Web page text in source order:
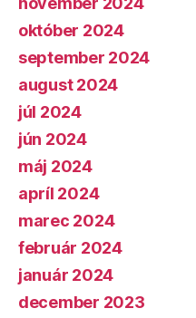
október 2024
september 2024
august 2024
júl 2024
jún 2024
máj 2024
apríl 2024
marec 2024
február 2024
január 2024
december 2023